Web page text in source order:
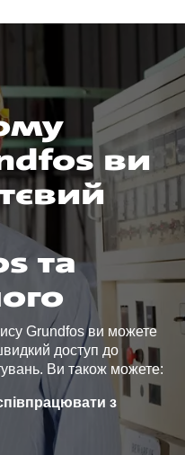
ви
та
Grundfos ви можете
доступ до
Ви також можете:
з